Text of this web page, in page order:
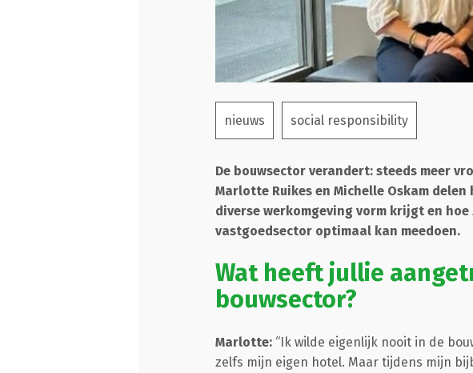
nieuws social responsibility
De bouwsector verandert: steeds meer
Marlotte Ruikes en Michelle Oskam
diverse werkomgeving vorm krijgt en
vastgoedsector optimaal kan meedoen.
Wat heeft jullie
bouwsector?
Marlotte:“Ik wilde eigenlijk nooit in de
zelfs mijn eigen hotel. Maar tijdens mijn